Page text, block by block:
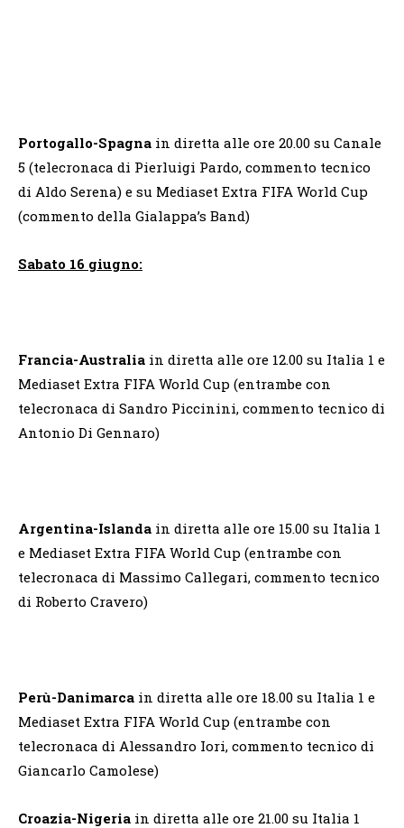
Portogallo-Spagna in diretta alle ore 20.00 su Canale
5 (telecronaca di Pierluigi Pardo, commento tecnico
di Aldo Serena) e su Mediaset Extra FIFA World Cup
(commento della Gialappa’s Band)
Sabato 16 giugno:
Francia-Australia in diretta alle ore 12.00 su Italia 1 e
Mediaset Extra FIFA World Cup (entrambe con
telecronaca di Sandro Piccinini, commento tecnico di
Antonio Di Gennaro)
Argentina-Islanda in diretta alle ore 15.00 su Italia 1
e Mediaset Extra FIFA World Cup (entrambe con
telecronaca di Massimo Callegari, commento tecnico
di Roberto Cravero)
Perù-Danimarca in diretta alle ore 18.00 su Italia 1 e
Mediaset Extra FIFA World Cup (entrambe con
telecronaca di Alessandro Iori, commento tecnico di
Giancarlo Camolese)
Croazia-Nigeria in diretta alle ore 21.00 su Italia 1